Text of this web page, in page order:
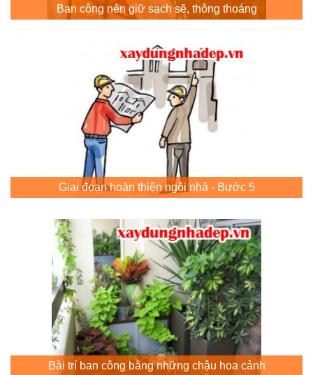
Ban công nên giữ sạch sẽ, thông thoáng
Giai đoạn hoàn thiện ngôi nhà - Bước 5
Bài trí ban công bằng những chậu hoa cảnh